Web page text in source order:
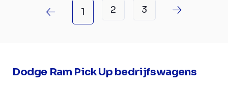
1 2 3
Dodge Ram Pick Up bedrijfswagens